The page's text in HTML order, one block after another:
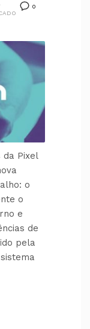
0
Pixel
o
o
e
de
pela